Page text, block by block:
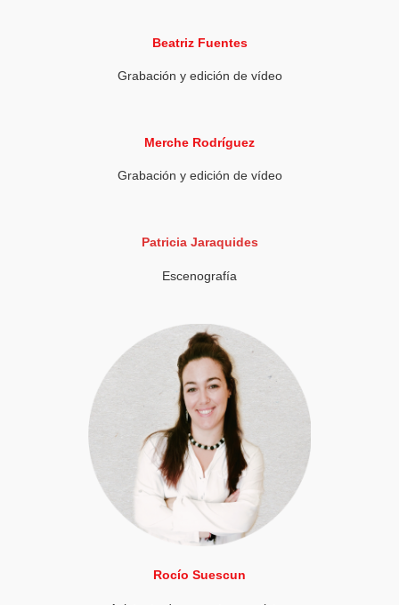
Beatriz Fuentes
Grabación y edición de vídeo
Merche Rodríguez
Grabación y edición de vídeo
Patricia Jaraquides
Escenografía
Rocío Suescun